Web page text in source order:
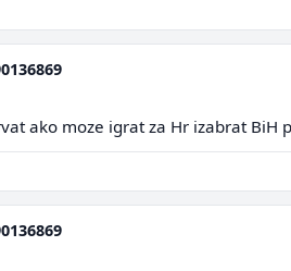
ako moze igrat za Hr izabrat BiH